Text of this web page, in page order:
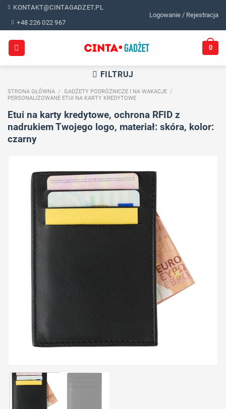
Skip
content
KONTAKT@CINTAGADZET.PL
+48 226 022 967
Logowanie / Rejestracja
0
FILTRUJ
STRONA GŁÓWNA / GADŻETY PODRÓŻNICZE I NA WAKACJE /
PERSONALIZOWANE ETUI NA KARTY KREDYTOWE
Etui na karty kredytowe, ochrona RFID z
nadrukiem Twojego logo, materiał: skóra, kolor:
czarny